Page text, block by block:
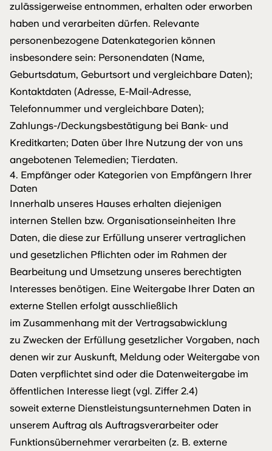
zulässigerweise entnommen, erhalten oder erworben
haben und verarbeiten dürfen. Relevante
personenbezogene Datenkategorien können
insbesondere sein: Personendaten (Name,
Geburtsdatum, Geburtsort und vergleichbare Daten);
Kontaktdaten (Adresse, E-Mail-Adresse,
Telefonnummer und vergleichbare Daten);
Zahlungs-/Deckungsbestätigung bei Bank- und
Kreditkarten; Daten über Ihre Nutzung der von uns
angebotenen Telemedien; Tierdaten.
4. Empfänger oder Kategorien von Empfängern Ihrer
Daten
Innerhalb unseres Hauses erhalten diejenigen
internen Stellen bzw. Organisationseinheiten Ihre
Daten, die diese zur Erfüllung unserer vertraglichen
und gesetzlichen Pflichten oder im Rahmen der
Bearbeitung und Umsetzung unseres berechtigten
Interesses benötigen. Eine Weitergabe Ihrer Daten an
externe Stellen erfolgt ausschließlich
im Zusammenhang mit der Vertragsabwicklung
zu Zwecken der Erfüllung gesetzlicher Vorgaben, nach
denen wir zur Auskunft, Meldung oder Weitergabe von
Daten verpflichtet sind oder die Datenweitergabe im
öffentlichen Interesse liegt (vgl. Ziffer 2.4)
soweit externe Dienstleistungsunternehmen Daten in
unserem Auftrag als Auftragsverarbeiter oder
Funktionsübernehmer verarbeiten (z. B. externe